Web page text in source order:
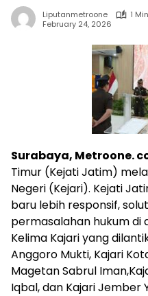
Liputanmetroone
1
February 24, 2026
Surabaya, Metroone.
Timur (Kejati Jatim)
Negeri (Kejari). Kejati
baru lebih responsif,
permasalahan hukum di
Kelima Kajari yang
Anggoro Mukti, Kajari
Magetan Sabrul
Iqbal, dan Kajari Jember